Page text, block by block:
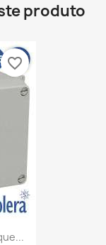
produto
favorite_border